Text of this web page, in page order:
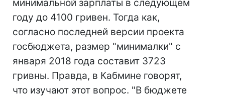
минимальной зарплаты в следующем
году до 4100 гривен. Тогда как,
согласно последней версии проекта
госбюджета, размер "минималки" с
января 2018 года составит 3723
гривны. Правда, в Кабмине говорят,
что изучают этот вопрос. "В бюджете